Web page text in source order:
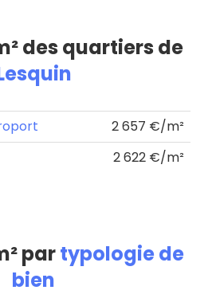
des quartiers de
2 657 €/m²
2 622 €/m²
partypologie de
bien